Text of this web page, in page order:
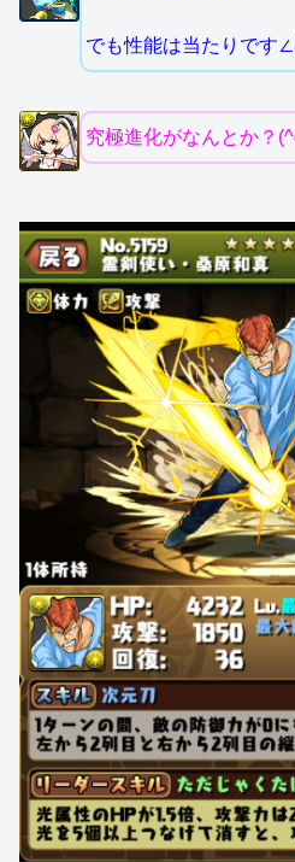
でも性能は当たりです
究極進化がなんとか？